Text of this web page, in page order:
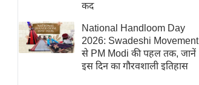
यंग इंडिया
साहित्य जगत
ऑटो वर्ल्ड
न्यूज ब्रीफ
कद
National Handloom Day
2026: Swadeshi Movement
से PM Modi की पहल तक, जानें
इस दिन का गौरवशाली इतिहास